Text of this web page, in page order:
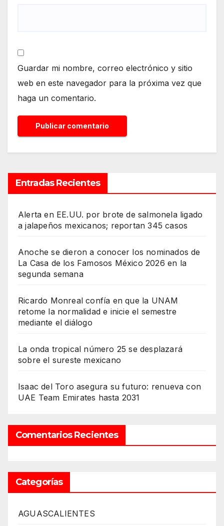
Guardar mi nombre, correo electrónico y sitio
web en este navegador para la próxima vez que
haga un comentario.
Entradas Recientes
Alerta en EE.UU. por brote de salmonela ligado
a jalapeños mexicanos; reportan 345 casos
Anoche se dieron a conocer los nominados de
La Casa de los Famosos México 2026 en la
segunda semana
Ricardo Monreal confía en que la UNAM
retome la normalidad e inicie el semestre
mediante el diálogo
La onda tropical número 25 se desplazará
sobre el sureste mexicano
Isaac del Toro asegura su futuro: renueva con
UAE Team Emirates hasta 2031
Comentarios Recientes
Categorías
AGUASCALIENTES